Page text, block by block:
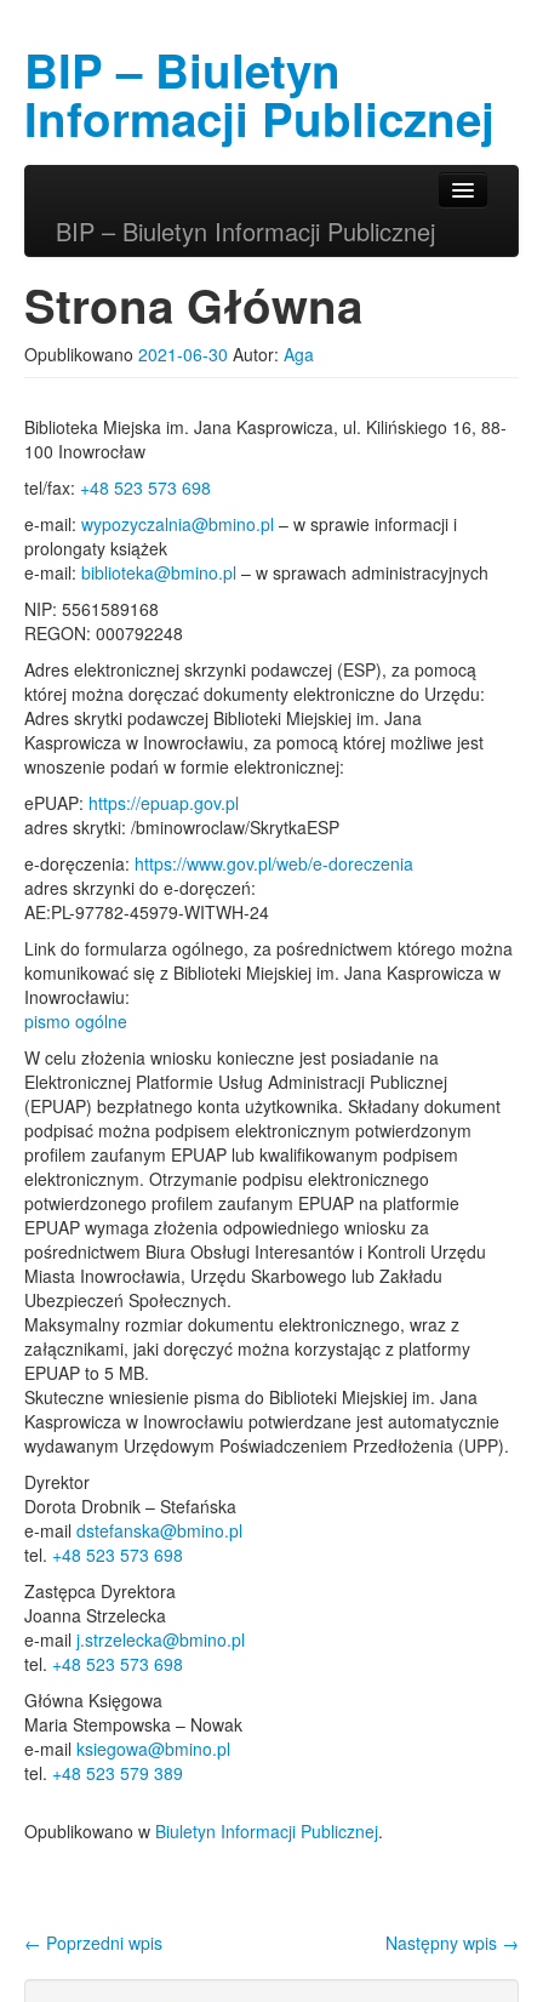
BIP – Biuletyn
Informacji Publicznej
BIP – Biuletyn Informacji Publicznej
Strona Główna
Opublikowano 2021-06-30 Autor: Aga
Biblioteka Miejska im. Jana Kasprowicza, ul. Kilińskiego 16, 88-
100 Inowrocław
tel/fax: +48 523 573 698
e-mail: wypozyczalnia@bmino.pl – w sprawie informacji i
prolongaty książek
e-mail: biblioteka@bmino.pl – w sprawach administracyjnych
NIP: 5561589168
REGON: 000792248
Adres elektronicznej skrzynki podawczej (ESP), za pomocą
której można doręczać dokumenty elektroniczne do Urzędu:
Adres skrytki podawczej Biblioteki Miejskiej im. Jana
Kasprowicza w Inowrocławiu, za pomocą której możliwe jest
wnoszenie podań w formie elektronicznej:
ePUAP: https://epuap.gov.pl
adres skrytki: /bminowroclaw/SkrytkaESP
e-doręczenia: https://www.gov.pl/web/e-doreczenia
adres skrzynki do e-doręczeń:
AE:PL-97782-45979-WITWH-24
Link do formularza ogólnego, za pośrednictwem którego można
komunikować się z Biblioteki Miejskiej im. Jana Kasprowicza w
Inowrocławiu:
pismo ogólne
W celu złożenia wniosku konieczne jest posiadanie na
Elektronicznej Platformie Usług Administracji Publicznej
(EPUAP) bezpłatnego konta użytkownika. Składany dokument
podpisać można podpisem elektronicznym potwierdzonym
profilem zaufanym EPUAP lub kwalifikowanym podpisem
elektronicznym. Otrzymanie podpisu elektronicznego
potwierdzonego profilem zaufanym EPUAP na platformie
EPUAP wymaga złożenia odpowiedniego wniosku za
pośrednictwem Biura Obsługi Interesantów i Kontroli Urzędu
Miasta Inowrocławia, Urzędu Skarbowego lub Zakładu
Ubezpieczeń Społecznych.
Maksymalny rozmiar dokumentu elektronicznego, wraz z
załącznikami, jaki doręczyć można korzystając z platformy
EPUAP to 5 MB.
Skuteczne wniesienie pisma do Biblioteki Miejskiej im. Jana
Kasprowicza w Inowrocławiu potwierdzane jest automatycznie
wydawanym Urzędowym Poświadczeniem Przedłożenia (UPP).
Dyrektor
Dorota Drobnik – Stefańska
e-mail dstefanska@bmino.pl
tel. +48 523 573 698
Zastępca Dyrektora
Joanna Strzelecka
e-mail j.strzelecka@bmino.pl
tel. +48 523 573 698
Główna Księgowa
Maria Stempowska – Nowak
e-mail ksiegowa@bmino.pl
tel. +48 523 579 389
Opublikowano w Biuletyn Informacji Publicznej.
Nawigacja wpisu
Następny wpis →
← Poprzedni wpis